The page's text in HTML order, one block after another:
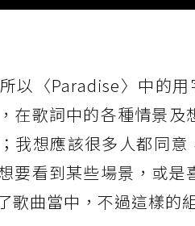
以〈Paradise〉中的
在歌詞中的各種情景
我想應該很多人都同
要看到某些場景，或
歌曲當中，不過這樣的